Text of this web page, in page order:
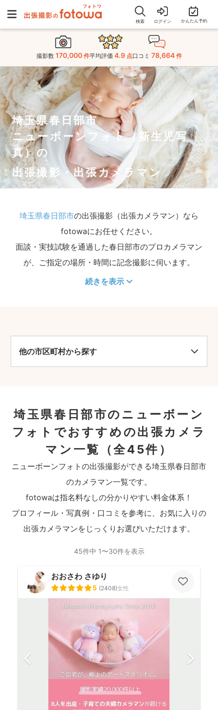
検索 ログイン かんたん予約
撮影数 170,000 件平均評価 4.9 点口コミ 78,664 件
埼玉県春日部市
ニューボーンフォト（新生児写
真）の
出張撮影・出張カメラマン
埼玉県春日部市の出張撮影（出張カメラマン）なら
fotowaにお任せください。
面談・実技試験を通過した春日部市のプロカメラマン
が、ご指定の場所・時間に記念撮影に伺います。
続きを表示
他の市区町村から探す
埼玉県春日部市のニューボーン
フォトでおすすめの出張カメラ
マン一覧
（全45件）
ニューボーンフォトの出張撮影ができる埼玉県春日部市
のカメラマン一覧です。
fotowaは指名料なしの分かりやすい料金体系！
プロフィール・写真例・口コミを参考に、お気に入りの
出張カメラマンをじっくりお選びいただけます。
45件中 1〜30件を表示
おおさわ さゆり
5 (2408)女性